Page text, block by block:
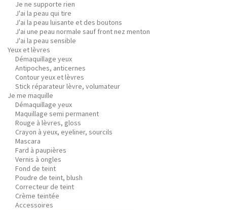
Je ne supporte rien
J'ai la peau qui tire
J'ai la peau luisante et des boutons
J'ai une peau normale sauf front nez menton
J'ai la peau sensible
Yeux et lèvres
Démaquillage yeux
Antipoches, anticernes
Contour yeux et lèvres
Stick réparateur lèvre, volumateur
Je me maquille
Démaquillage yeux
Maquillage semi permanent
Rouge à lèvres, gloss
Crayon à yeux, eyeliner, sourcils
Mascara
Fard à paupières
Vernis à ongles
Fond de teint
Poudre de teint, blush
Correcteur de teint
Crème teintée
Accessoires